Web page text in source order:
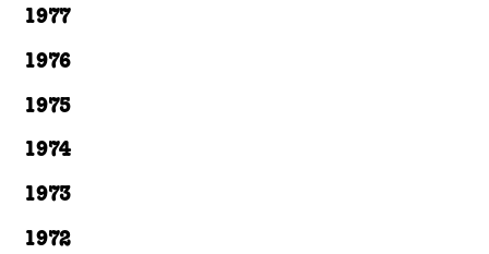
1977
1976
1975
1974
1973
1972